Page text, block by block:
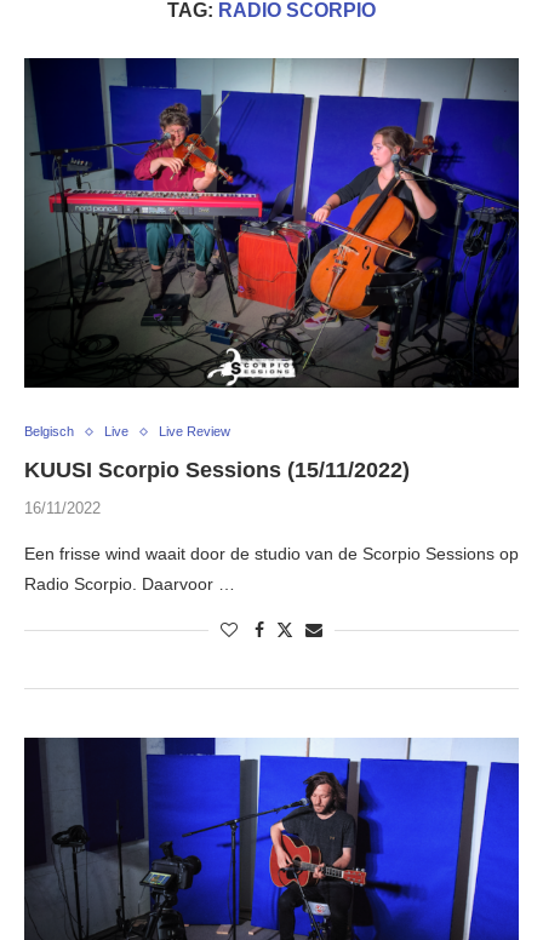
TAG: RADIO SCORPIO
Belgisch Live Live Review
KUUSI Scorpio Sessions (15/11/2022)
16/11/2022
Een frisse wind waait door de studio van de Scorpio Sessions op
Radio Scorpio. Daarvoor …